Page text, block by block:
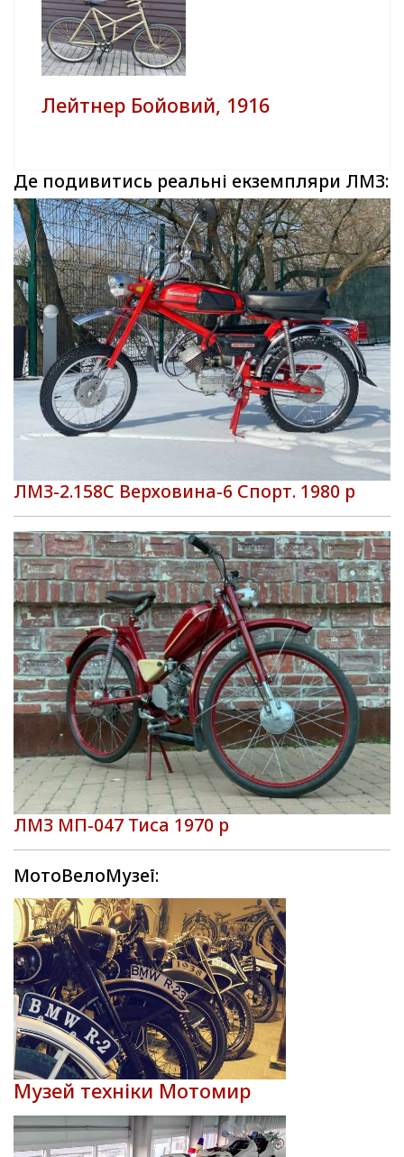
Лейтнер Бойовий, 1916
Де подивитись реальні екземпляри ЛМЗ:
ЛМЗ-2.158С Верховина-6 Спорт. 1980 р
ЛМЗ МП-047 Тиса 1970 р
МотоВелоМузеї:
Музей техніки Мотомир